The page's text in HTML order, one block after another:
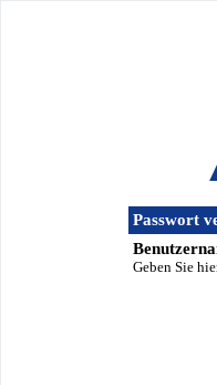
Passwort
Geben Sie